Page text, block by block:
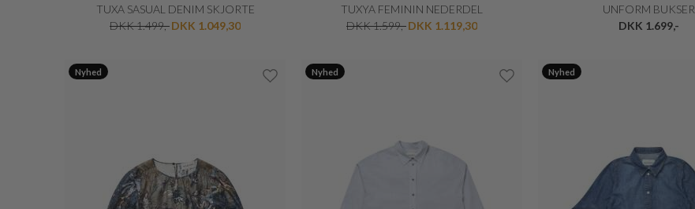
TUXA SASUAL DENIM SKJORTE
DKK 1.499,-DKK 1.049,30
TUXYA FEMININ NEDERDEL
DKK 1.599,-DKK 1.119,30
UNFORM BUKSER
DKK 1.699,-
Nyhed Nyhed Nyhed